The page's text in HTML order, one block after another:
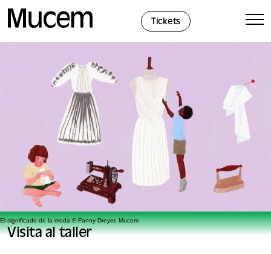
Tickets
El significado de la moda © Fanny Dreyer, Mucem
Visita al taller